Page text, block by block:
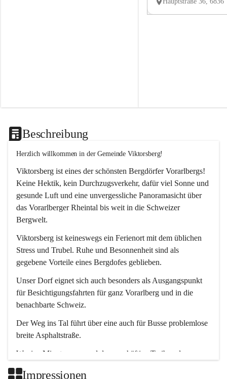
Beschreibung
Herzlich willkommen in der Gemeinde Viktorsberg!
Viktorsberg ist eines der schönsten Bergdörfer Vorarlbergs!
Keine Hektik, kein Durchzugsverkehr, dafür viel Sonne und
gesunde Luft und eine unvergessliche Panoramasicht über
das Vorarlberger Rheintal bis weit in die Schweizer
Bergwelt.
Viktorsberg ist keineswegs ein Ferienort mit dem üblichen
Stress und Trubel. Ruhe und Besonnenheit sind als
gegebene Vorteile eines Bergdofes geblieben.
Unser Dorf eignet sich auch besonders als Ausgangspunkt
für Besichtigungsfahrten für ganz Vorarlberg und in die
benachbarte Schweiz.
Der Weg ins Tal führt über eine auch für Busse problemlose
breite Asphaltstraße.
Wenige Minuten nur, und das geschäftige Treiben der
Impressionen